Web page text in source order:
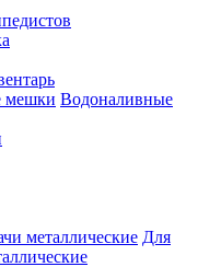
Водоналивные
Для